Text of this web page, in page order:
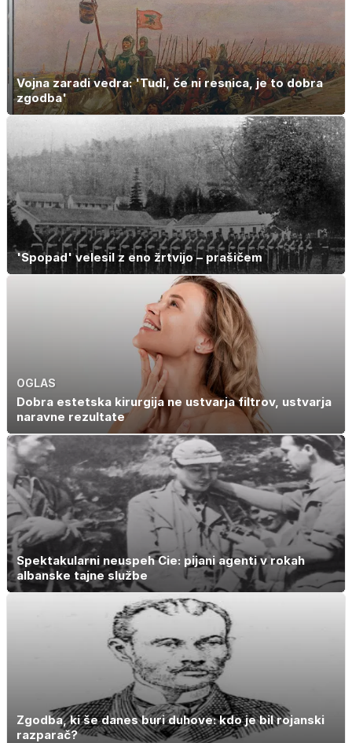
Vojna zaradi vedra: 'Tudi, če ni resnica, je to dobra
zgodba'
'Spopad' velesil z eno žrtvijo – prašičem
OGLAS
Dobra estetska kirurgija ne ustvarja filtrov, ustvarja
naravne rezultate
Spektakularni neuspeh Cie: pijani agenti v rokah
albanske tajne službe
Zgodba, ki še danes buri duhove: kdo je bil rojanski
razparač?